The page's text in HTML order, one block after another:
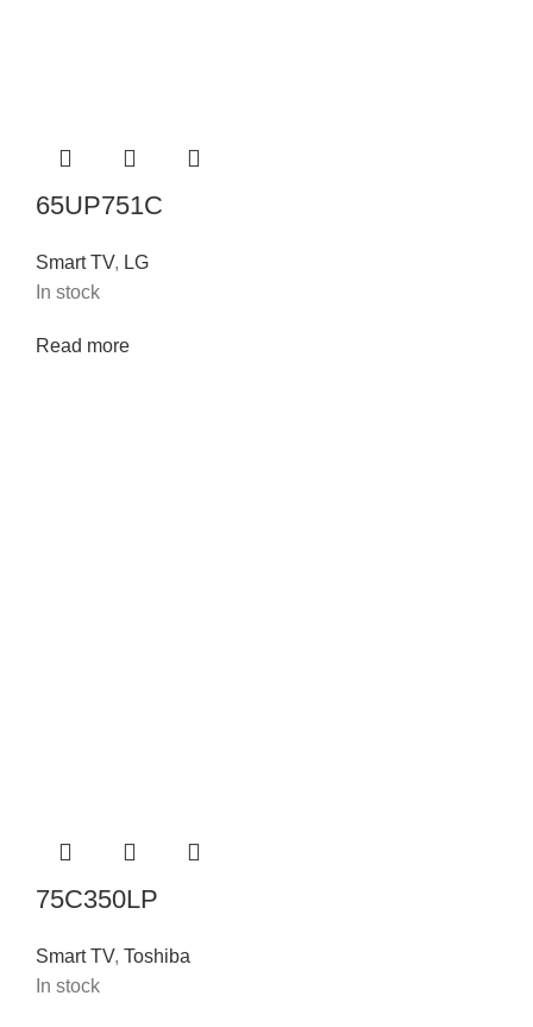
65UP751C
Smart TV, LG
In stock
Read more
75C350LP
Smart TV, Toshiba
In stock